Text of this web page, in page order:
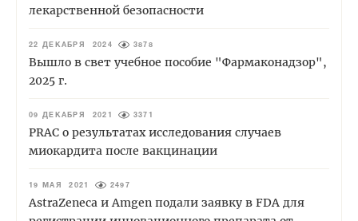
лекарственной безопасности
22 ДЕКАБРЯ 2024 3878
Вышло в свет учебное пособие "Фармаконадзор",
2025 г.
09 ДЕКАБРЯ 2021 3371
PRAC о результатах исследования случаев
миокардита после вакцинации
19 МАЯ 2021 2497
AstraZeneca и Amgen подали заявку в FDA для